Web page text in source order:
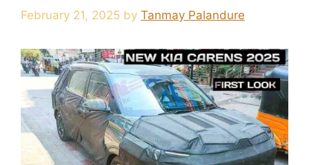
February 21, 2025 by Tanmay Palandure